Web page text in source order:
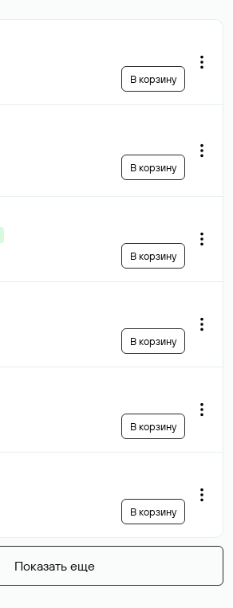
В корзину
В корзину
В корзину
В корзину
В корзину
В корзину
Показать еще